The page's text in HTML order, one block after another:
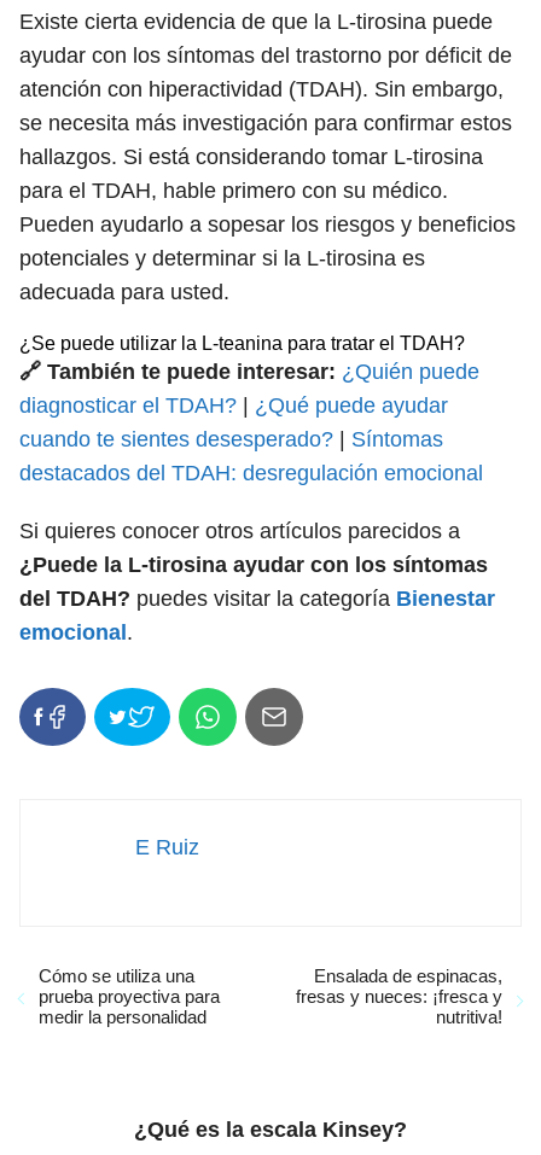
Existe cierta evidencia de que la L-tirosina puede
ayudar con los síntomas del trastorno por déficit de
atención con hiperactividad (TDAH). Sin embargo,
se necesita más investigación para confirmar estos
hallazgos. Si está considerando tomar L-tirosina
para el TDAH, hable primero con su médico.
Pueden ayudarlo a sopesar los riesgos y beneficios
potenciales y determinar si la L-tirosina es
adecuada para usted.
¿Se puede utilizar la L-teanina para tratar el TDAH?
🔗 También te puede interesar: ¿Quién puede
diagnosticar el TDAH?
¿Qué puede ayudar
cuando te sientes desesperado?
Síntomas
destacados del TDAH: desregulación emocional
Si quieres conocer otros artículos parecidos a
¿Puede la L-tirosina ayudar con los síntomas
del TDAH? puedes visitar la categoría Bienestar
emocional .
E Ruiz
Cómo se utiliza una
prueba proyectiva para
medir la personalidad
Ensalada de espinacas,
fresas y nueces: ¡fresca y
nutritiva!
¿Qué es la escala Kinsey?